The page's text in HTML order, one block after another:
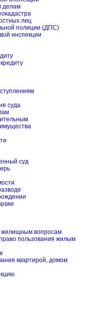
делам
лиц
полиции (ДПС)
инспекции
суда
суд
жилищным вопросам
пользования жилым
квартирой, домом